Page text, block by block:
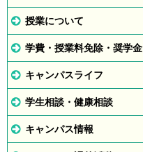
授業について
学費・授業料免除・奨学金
キャンパスライフ
学生相談・健康相談
キャンパス情報